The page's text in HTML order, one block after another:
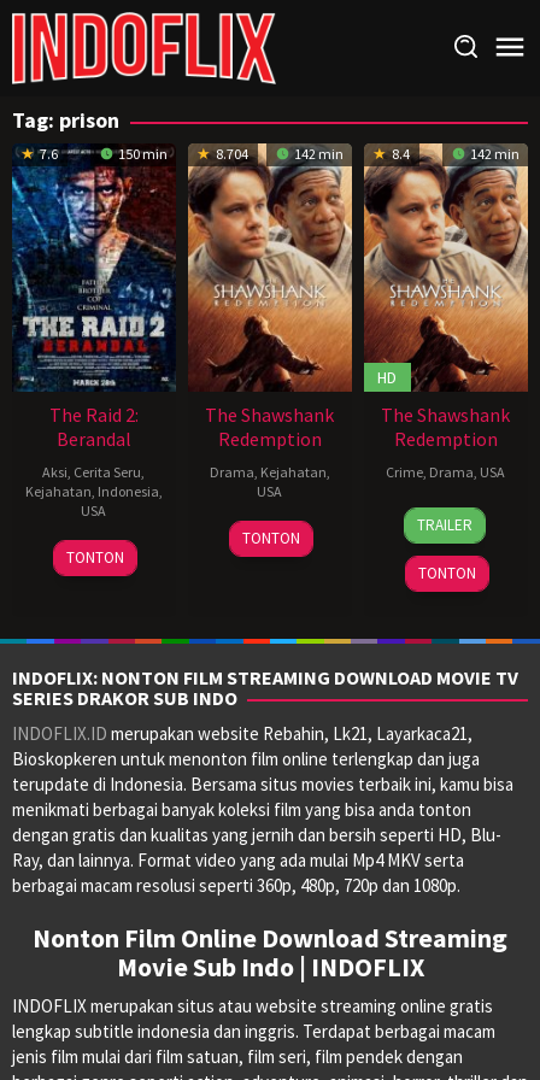
Loncat
konten
Tag: prison
7.6 150 min
The Raid 2:
Berandal
Aksi Cerita Seru
Kejahatan Indonesia
USA
27
Mar
Gareth
Evans
TONTON
8.704 142 min
The Shawshank
Redemption
Drama Kejahatan
USA
23
Sep
Frank
Darabont
TONTON
8.4 142 min
HD
The Shawshank
Redemption
Crime Drama USA
10
Sep
1994
Frank
Darabont
Jesse
V.
John
Woodward
TRAILER
TONTON
INDOFLIX: NONTON FILM STREAMING DOWNLOAD MOVIE TV
SERIES DRAKOR SUB INDO
INDOFLIX.ID merupakan website Rebahin, Lk21, Layarkaca21,
Bioskopkeren untuk menonton film online terlengkap dan juga
terupdate di Indonesia. Bersama situs movies terbaik ini, kamu bisa
menikmati berbagai banyak koleksi film yang bisa anda tonton
dengan gratis dan kualitas yang jernih dan bersih seperti HD, Blu-
Ray, dan lainnya. Format video yang ada mulai Mp4 MKV serta
berbagai macam resolusi seperti 360p, 480p, 720p dan 1080p.
Nonton Film Online Download Streaming
Movie Sub Indo | INDOFLIX
INDOFLIX merupakan situs atau website streaming online gratis
lengkap subtitle indonesia dan inggris. Terdapat berbagai macam
jenis film mulai dari film satuan, film seri, film pendek dengan